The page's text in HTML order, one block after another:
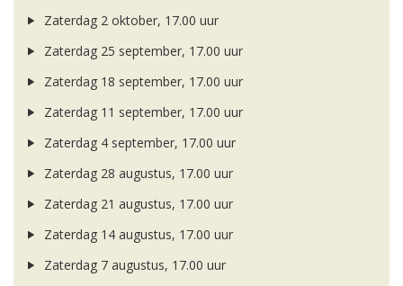
Zaterdag 2 oktober, 17.00 uur
Zaterdag 25 september, 17.00 uur
Zaterdag 18 september, 17.00 uur
Zaterdag 11 september, 17.00 uur
Zaterdag 4 september, 17.00 uur
Zaterdag 28 augustus, 17.00 uur
Zaterdag 21 augustus, 17.00 uur
Zaterdag 14 augustus, 17.00 uur
Zaterdag 7 augustus, 17.00 uur